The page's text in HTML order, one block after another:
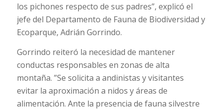
los pichones respecto de sus padres”, explicó el
jefe del Departamento de Fauna de Biodiversidad y
Ecoparque, Adrián Gorrindo.
Gorrindo reiteró la necesidad de mantener
conductas responsables en zonas de alta
montaña. ”Se solicita a andinistas y visitantes
evitar la aproximación a nidos y áreas de
alimentación. Ante la presencia de fauna silvestre